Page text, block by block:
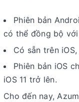
Phiên bản
có thể đồng bộ
Có sẵn trên
Phiên bản iOS
iOS 11 trở lên.
Cho đến nay,